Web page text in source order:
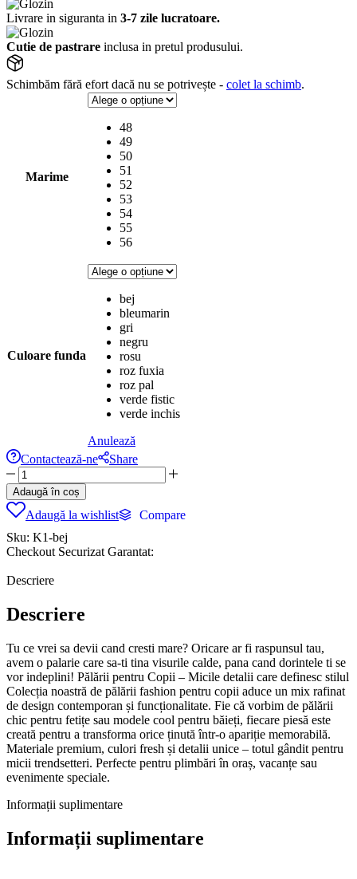
Livrare in siguranta in 3-7 zile lucratoare.
Cutie de pastrare inclusa in pretul produsului.
Schimbăm fără efort dacă nu se potrivește - colet la schimb.
Marime
48
49
50
51
52
53
54
55
56
Culoare funda
bej
bleumarin
gri
negru
rosu
roz fuxia
roz pal
verde fistic
verde inchis
Anulează
Contactează-ne
Share
Cantitate
Palarie
copii
fetita
rotunda
bej
din
lana
cu
K1
Adaugă în coș
Adaugă la wishlist
Compare
Sku: K1-bej
Checkout Securizat Garantat:
Descriere
Descriere
Tu ce vrei sa devii cand cresti mare? Oricare ar fi raspunsul tau,
avem o palarie care sa-ti tina visurile calde, pana cand dorintele ti se
vor indeplini! Pălării pentru Copii – Micile detalii care definesc stilul
Colecția noastră de pălării fashion pentru copii aduce un mix rafinat
de design contemporan și funcționalitate. Fie că vorbim de pălării
chic pentru fetițe sau modele cool pentru băieți, fiecare piesă este
creată pentru a transforma orice ținută într-o apariție memorabilă.
Materiale premium, culori fresh și detalii unice – totul gândit pentru
micii trendsetteri. Perfecte pentru plimbări în oraș, vacanțe sau
evenimente speciale.
Informații suplimentare
Informații suplimentare